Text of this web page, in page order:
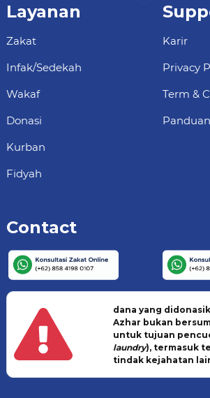
Layanan
Zakat
Infak/Sedekah
Wakaf
Donasi
Kurban
Fidyah
Karir
Privacy
Term &
Panduan
Contact
dana yang
Azhar bukan
untuk tujuan
laundry), termasuk
tindak kejahatan